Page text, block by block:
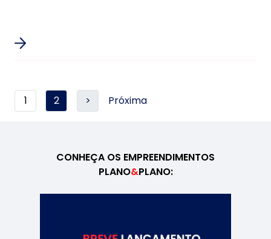
1 2 > Próxima
CONHEÇA OS EMPREENDIMENTOS
PLANO&PLANO: